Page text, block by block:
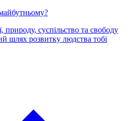
природу, суспільство та свободу
шлях розвитку людства тобі